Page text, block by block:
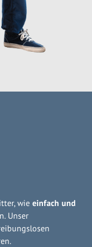
wie einfach und
Unser